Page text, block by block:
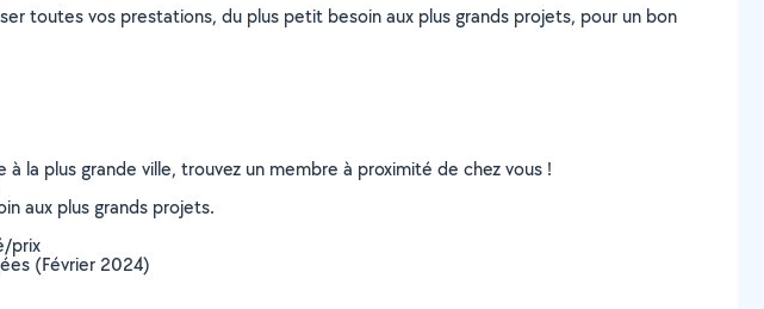
toutes vos prestations, du plus petit besoin aux plus grands projets, pour un bon
la plus grande ville, trouvez un membre à proximité de chez vous !
aux plus grands projets.
prix
(Février 2024)